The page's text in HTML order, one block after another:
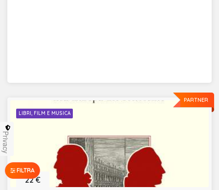
PARTNER
LIBRI, FILM E MUSICA
22 €
FILTRA
Privacy